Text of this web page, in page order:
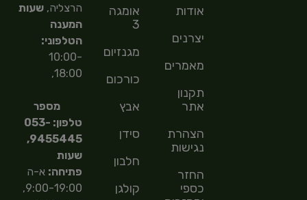
אודות
יצרנים
מאמרים
תקנון
אתר
הצהרת
נגישות
החזר
כספי
אומגה
3
מגנזיום
כורכום
אבץ
סידן
חלבון
קולגן
הרצליה,שעות
המענה
הטלפוני:
10:00-
18:00,
מספר
טלפון: 053-
9455445,
שעות
פתיחה: א-ה
9:00-19:00,